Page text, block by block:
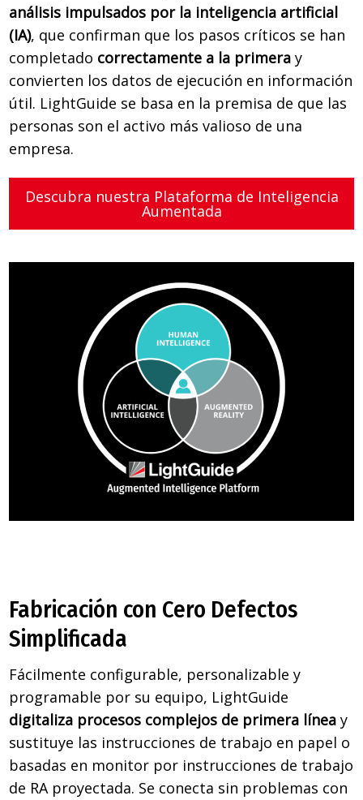
análisis impulsados por la inteligencia artificial
(IA), que confirman que los pasos críticos se han
completado correctamente a la primera y
convierten los datos de ejecución en información
útil. LightGuide se basa en la premisa de que las
personas son el activo más valioso de una
empresa.
Descubra nuestra Plataforma de Inteligencia
Aumentada
Fabricación con Cero Defectos
Simplificada
Fácilmente configurable, personalizable y
programable por su equipo, LightGuide
digitaliza procesos complejos de primera línea y
sustituye las instrucciones de trabajo en papel o
basadas en monitor por instrucciones de trabajo
de RA proyectada. Se conecta sin problemas con